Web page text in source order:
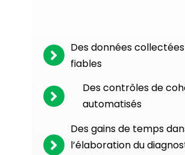
Des données
fiables
Des contrôles de
automatisés
Des gains de temps
l’élaboration du